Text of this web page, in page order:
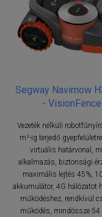
Segway Navimow
- VisionFence
Vezeték nélküli
m²-ig terjedő
virtuális határvonal,
alkalmazás, biztonsági
maximális lejtés 45%,
akkumulátor, 4G hálózatot
működéshez, rendkívül
működés, mindössze 54